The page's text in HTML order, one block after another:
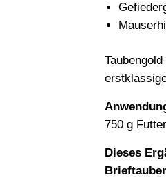
750 g
Dieses